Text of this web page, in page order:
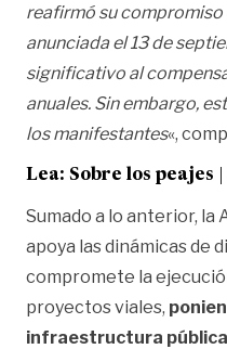
reafirmó su
anunciada el 13 de
significativo al
anuales. Sin embargo,
los manifestantes«,
Lea: Sobre los peajes
Sumado a lo anterior, la
apoya las dinámicas de
compromete la
proyectos viales,
infraestructura